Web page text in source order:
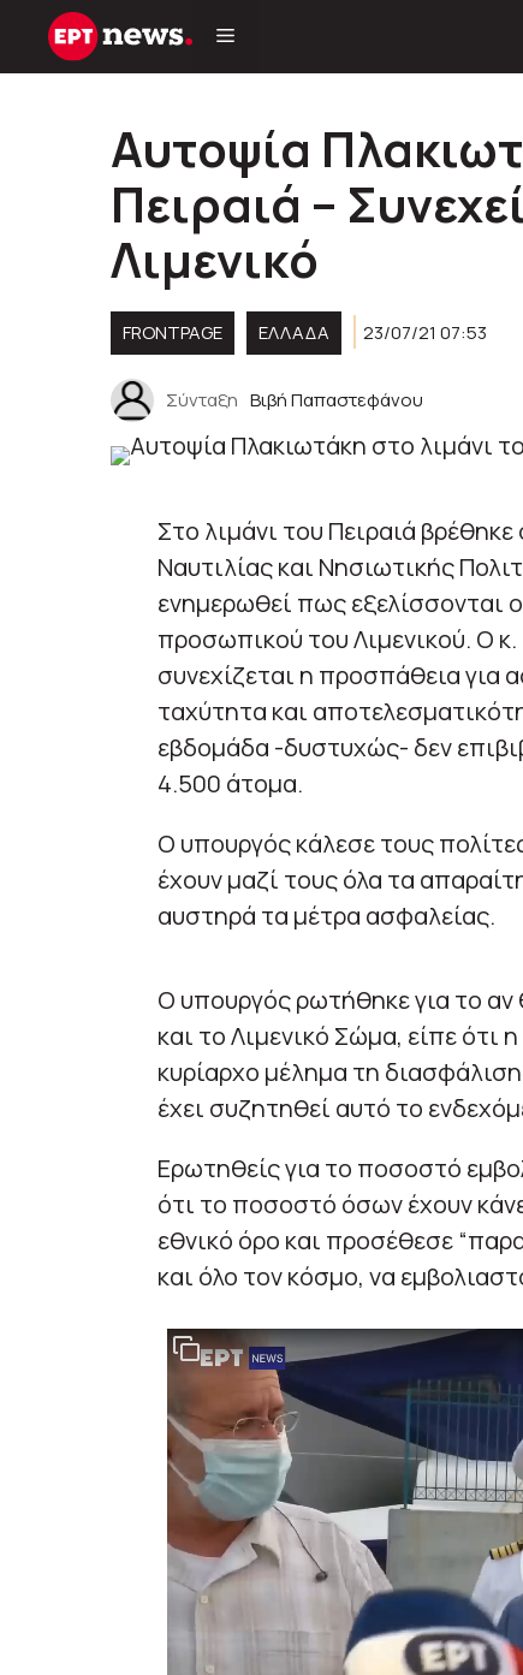
Μετάβαση
Αυτοψία
Πειραιά –
Λιμενικό
FRONTPAGE ΕΛΛΑΔΑ 23/07/21 07:53
Σύνταξη Βιβή Παπαστεφάνου
Στο λιμάνι του Πειραιά
Ναυτιλίας και Νησιωτικής
ενημερωθεί πως εξελίσσονται
προσωπικού του Λιμενικού. Ο
συνεχίζεται η προσπάθεια για
ταχύτητα και
εβδομάδα -δυστυχώς- δεν
4.500 άτομα.
Ο υπουργός κάλεσε τους
έχουν μαζί τους όλα τα
αυστηρά τα μέτρα ασφαλείας.
Ο υπουργός ρωτήθηκε για το
και το Λιμενικό Σώμα, είπε ότι
κυρίαρχο μέλημα τη
έχει συζητηθεί αυτό το
Ερωτηθείς για το ποσοστό
ότι το ποσοστό όσων έχουν
εθνικό όρο και προσέθεσε
και όλο τον κόσμο, να